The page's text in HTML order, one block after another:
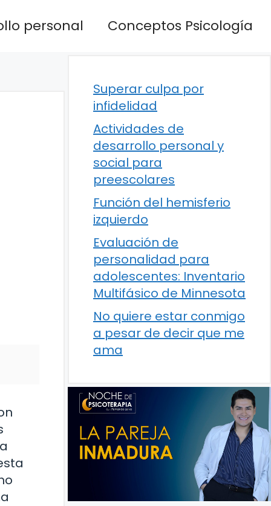
personal Conceptos Psicología
Superar culpa por
infidelidad
Actividades de
desarrollo personal y
social para
preescolares
Función del hemisferio
izquierdo
Evaluación de
personalidad para
adolescentes: Inventario
Multifásico de Minnesota
No quiere estar conmigo
a pesar de decir que me
ama